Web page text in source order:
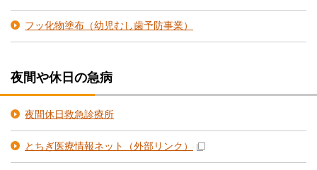
フッ化物塗布（幼児むし歯予防事業）
夜間や休日の急病
夜間休日救急診療所
とちぎ医療情報ネット （外部リンク）